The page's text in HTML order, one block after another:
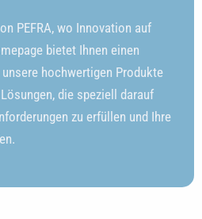
PEFRA, wo Innovation auf
bietet Ihnen einen
hochwertigen Produkte
die speziell darauf
zu erfüllen und Ihre